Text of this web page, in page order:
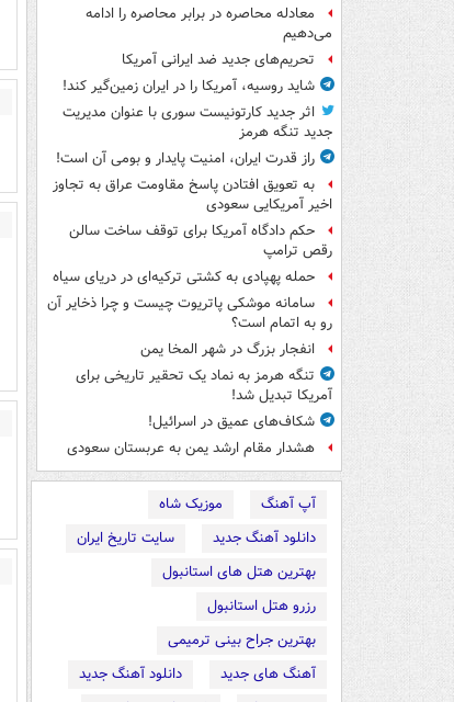
معادله محاصره در برابر محاصره را ادامه
می‌دهیم
تحریم‌های جدید ضد ایرانی آمریکا
شاید روسیه، آمریکا را در ایران زمین‌گیر کند!
اثر جدید کارتونیست سوری با عنوان مدیریت
جدید تنگه هرمز
راز قدرت ایران، امنیت پایدار و بومی آن است!
به تعویق افتادن پاسخ مقاومت عراق به تجاوز
اخیر آمریکایی سعودی
حکم دادگاه آمریکا برای توقف ساخت سالن
رقص ترامپ
حمله پهپادی به کشتی ترکیه‌ای در دریای سیاه
سامانه موشکی پاتریوت چیست و چرا ذخایر آن
رو به اتمام است؟
انفجار بزرگ در شهر المخا یمن
تنگه هرمز به نماد یک تحقیر تاریخی برای
آمریکا تبدیل شد!
شکاف‌های عمیق در اسرائیل!
هشدار مقام ارشد یمن به عربستان سعودی
آپ آهنگ
موزیک شاه
دانلود آهنگ جدید
سایت تاریخ ایران
بهترین هتل های استانبول
رزرو هتل استانبول
بهترین جراح بینی ترمیمی
آهنگ های جدید
دانلود آهنگ جدید